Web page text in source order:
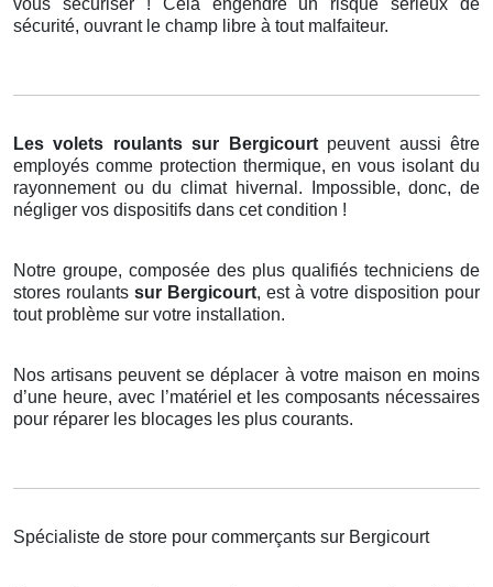
vous sécuriser ! Cela engendre un risque sérieux de
sécurité, ouvrant le champ libre à tout malfaiteur.
Les volets roulants sur Bergicourt peuvent aussi être
employés comme protection thermique, en vous isolant du
rayonnement ou du climat hivernal. Impossible, donc, de
négliger vos dispositifs dans cet condition !
Notre groupe, composée des plus qualifiés techniciens de
stores roulants sur Bergicourt, est à votre disposition pour
tout problème sur votre installation.
Nos artisans peuvent se déplacer à votre maison en moins
d’une heure, avec l’matériel et les composants nécessaires
pour réparer les blocages les plus courants.
Spécialiste de store pour commerçants sur Bergicourt